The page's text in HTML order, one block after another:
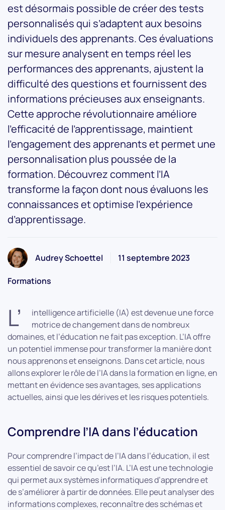
est désormais possible de créer des tests
personnalisés qui s’adaptent aux besoins
individuels des apprenants. Ces évaluations
sur mesure analysent en temps réel les
performances des apprenants, ajustent la
difficulté des questions et fournissent des
informations précieuses aux enseignants.
Cette approche révolutionnaire améliore
l’efficacité de l’apprentissage, maintient
l’engagement des apprenants et permet une
personnalisation plus poussée de la
formation. Découvrez comment l’IA
transforme la façon dont nous évaluons les
connaissances et optimise l’expérience
d’apprentissage.
Audrey Schoettel 11 septembre 2023
Formations
L’
intelligence artificielle (IA) est devenue une force
motrice de changement dans de nombreux
domaines, et l’éducation ne fait pas exception. L’IA offre
un potentiel immense pour transformer la manière dont
nous apprenons et enseignons. Dans cet article, nous
allons explorer le rôle de l’IA dans la formation en ligne, en
mettant en évidence ses avantages, ses applications
actuelles, ainsi que les dérives et les risques potentiels.
Comprendre l’IA dans l’éducation
Pour comprendre l’impact de l’IA dans l’éducation, il est
essentiel de savoir ce qu’est l’IA. L’IA est une technologie
qui permet aux systèmes informatiques d’apprendre et
de s’améliorer à partir de données. Elle peut analyser des
informations complexes, reconnaître des schémas et